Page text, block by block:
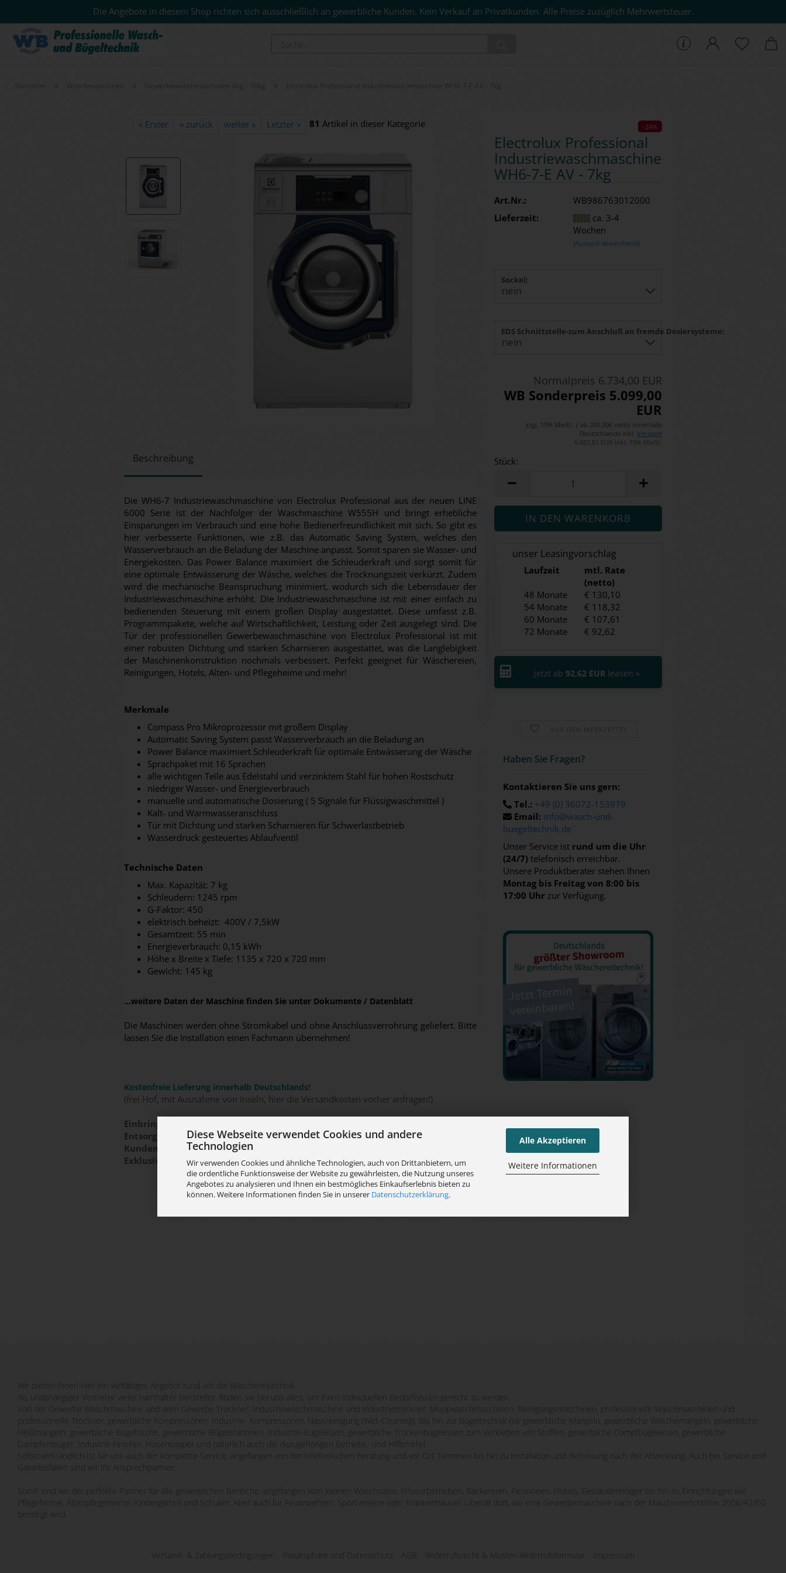
Diese Webseite verwendet Cookies und andere
Technologien
Wir verwenden Cookies und ähnliche Technologien, auch von Drittanbietern, um
die ordentliche Funktionsweise der Website zu gewährleisten, die Nutzung unseres
Angebotes zu analysieren und Ihnen ein bestmögliches Einkaufserlebnis bieten zu
können. Weitere Informationen finden Sie in unserer Datenschutzerklärung.
Alle Akzeptieren
Weitere Informationen
Die Angebote in diesem Shop richten sich ausschließlich an gewerbliche Kunden. Kein Verkauf an Privatkunden. Alle Preise zuzüglich Mehrwertsteuer.
« Erster « zurück weiter » Letzter » 81 Artikel in dieser Kategorie -24%
Elec­tro­lux Pro­fes­sio­nal
In­dus­trie­wasch­ma­schi­ne
WH6-​7-E AV - 7kg
Art.Nr.:
WB986763012000
Lieferzeit:
ca. 3-4
Wochen
(Ausland abweichend)
Sockel:
EDS Schnittstelle-zum Anschluß an fremde Dosiersysteme:
Normalpreis 6.734,00 EUR
WB Sonderpreis 5.099,00
EUR
zzgl. 19% MwSt. | ab 200,00€ netto innerhalb
Deutschlands inkl. Versand
6.067,81 EUR inkl. 19% MwSt.
Stück:
Stück
unser Leasingvorschlag
Laufzeit
mtl. Rate
(netto)
48 Monate
€ 130,10
54 Monate
€ 118,32
60 Monate
€ 107,61
72 Monate
€ 92,62
jetzt ab 92,62 EURleasen »
Haben Sie Fra­gen?
Kontaktieren Sie uns gern:
Tel.: +49 (0) 36072-153979
Email: info@wasch-und-
buegeltechnik.de
Unser Service ist rund um die Uhr
(24/7) telefonisch erreichbar.
Unsere Produktberater stehen Ihnen
Montag bis Freitag von 8:00 bis
17:00 Uhr zur Verfügung.
Beschreibung
Die WH6-7 Industriewaschmaschine von Electrolux Professional aus der neuen LINE
6000 Serie ist der Nachfolger der Waschmaschine W555H und bringt erhebliche
Einsparungen im Verbrauch und eine hohe Bedienerfreundlichkeit mit sich. So gibt es
hier verbesserte Funktionen, wie z.B. das Automatic Saving System, welches den
Wasserverbrauch an die Beladung der Maschine anpasst. Somit sparen sie Wasser- und
Energiekosten. Das Power Balance maximiert die Schleuderkraft und sorgt somit für
eine optimale Entwässerung der Wäsche, welches die Trocknungszeit verkürzt. Zudem
wird die mechanische Beanspruchung minimiert, wodurch sich die Lebensdauer der
Industriewaschmaschine erhöht. Die Industriewaschmaschine ist mit einer einfach zu
bedienenden Steuerung mit einem großen Display ausgestattet. Diese umfasst z.B.
Programmpakete, welche auf Wirtschaftlichkeit, Leistung oder Zeit ausgelegt sind. Die
Tür der professionellen Gewerbewaschmaschine von Electrolux Professional ist mit
einer robusten Dichtung und starken Scharnieren ausgestattet, was die Langlebigkeit
der Maschinenkonstruktion nochmals verbessert. Perfekt geeignet für Wäschereien,
Reinigungen, Hotels, Alten- und Pflegeheime und mehr!
Merkmale
Compass Pro Mikroprozessor mit großem Display
Automatic Saving System passt Wasserverbrauch an die Beladung an
Power Balance maximiert Schleuderkraft für optimale Entwässerung der Wäsche
Sprachpaket mit 16 Sprachen
alle wichtigen Teile aus Edelstahl und verzinktem Stahl für hohen Rostschutz
niedriger Wasser- und Energieverbrauch
manuelle und automatische Dosierung ( 5 Signale für Flüssigwaschmittel )
Kalt- und Warmwasseranschluss
Tür mit Dichtung und starken Scharnieren für Schwerlastbetrieb
Wasserdruck gesteuertes Ablaufventil
Technische Daten
Max. Kapazität: 7 kg
Schleudern: 1245 rpm
G-Faktor: 450
elektrisch beheizt: 400V / 7,5kW
Gesamtzeit: 55 min
Energieverbrauch: 0,15 kWh
Höhe x Breite x Tiefe: 1135 x 720 x 720 mm
Gewicht: 145 kg
...weitere Daten der Maschine finden Sie unter Dokumente / Datenblatt
Die Maschinen werden ohne Stromkabel und ohne Anschlussverrohrung geliefert. Bitte
lassen Sie die Installation einen Fachmann übernehmen!
Kostenfreie Lieferung innerhalb Deutschlands!
(frei Hof, mit Ausnahme von Inseln, hier die Versandkosten vorher anfragen!)
Einbringung, Aufbau, Installation und Inbetriebnahme an vorhandene Ver- und
Entsorgungsleitungen nach Herstellervorgaben, kann gern durch unseren
Kundendienst gegen Berechnung nach Material- und Zeitaufwand erfolgen.
Exklusiv nur bei ELECTROLUX – kostenfreie Einweisung in die Maschine.
Wir bieten Ihnen hier ein vielfältiges Angebot rund um die Wäschereitechnik.
Als unabhängiger Vertreter vieler namhafter Hersteller, finden sie bei uns alles, um ihren individuellen Bedürfnissen gerecht zu werden.
Von der Gewerbe Waschmaschine und dem Gewerbe Trockner, Industriewaschmaschine und Industrietrockner, Moppwaschmaschinen, Reinigungsmaschinen, professionelle Waschmaschinen und
professionelle Trockner, gewerbliche Kompressoren, Industrie- Kompressoren, Nassreinigung (Wet-Cleaning). Bis hin zur Bügeltechnik mit gewerbliche Mangeln, gewerbliche Wäschemangeln, gewerbliche
Heißmangeln, gewerbliche Bügeltische, gewerbliche Bügelstationen, Industrie-Bügeleisen, gewerbliche Trockenbügeleisen zum Verkleben von Stoffen, gewerbliche Dampfbügeleisen, gewerbliche
Dampferzeuger, Industrie Finisher, Hosentopper und natürlich auch die dazugehörigen Betriebs- und Hilfsmittel.
Selbstverständlich ist für uns auch der komplette Service, angefangen von der telefonischen Beratung und vor Ort Terminen bis hin zu Installation und Betreuung nach der Abwicklung. Auch bei Service und
Garantiefällen sind wir Ihr Ansprechpartner.
Somit sind wir der perfekte Partner für alle gewerblichen Bereiche, angefangen vom kleinen Waschsalon, Friseurbetrieben, Bäckereien, Pensionen, Hotels, Gebäudereiniger bis hin zu Einrichtungen wie
Pflegeheime, Altenpflegeheime, Kindergärten und Schulen. Aber auch für Feuerwehren, Sportvereine oder Krankenhäuser. Überall dort, wo eine Gewerbemaschine nach der Maschinenrichtlinie 2006/42/EG
benötigt wird.
Versand- & Zahlungsbedingungen Privatsphäre und Datenschutz AGB Widerrufsrecht & Muster-Widerrufsformular Impressum